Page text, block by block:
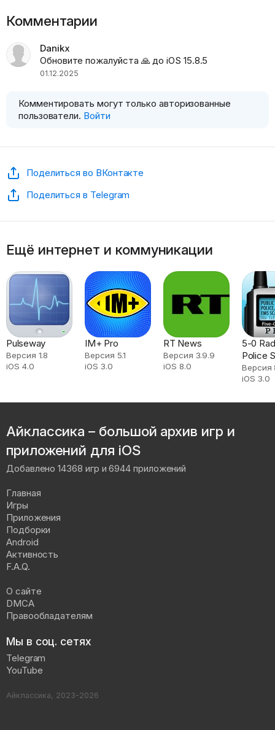
Комментарии
Danikx
Обновите пожалуйста 🙏 до iOS 15.8.5
01.12.2025
Комментировать могут только авторизованные
пользователи. Войти
Поделиться во ВКонтакте
Поделиться в Telegram
Ещё интернет и коммуникации
Pulseway
Версия 1.8
iOS 4.0
IM+ Pro
Версия 5.1
iOS 3.0
RT News
Версия 3.9.9
iOS 8.0
5-0
Police
Версия
iOS 3.0
Айклассика – большой архив игр и
приложений для iOS
Добавлено 14368 игр и 6944 приложений
Главная
Игры
Приложения
Подборки
Android
Активность
F.A.Q.
О сайте
DMCA
Правообладателям
Мы в соц. сетях
Telegram
YouTube
Айклассика, 2023-2026